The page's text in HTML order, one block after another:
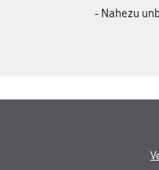
- Nahezu